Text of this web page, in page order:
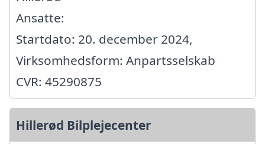
Ansatte:
Startdato: 20. december 2024,
Virksomhedsform: Anpartsselskab
CVR: 45290875
Hillerød Bilplejecenter